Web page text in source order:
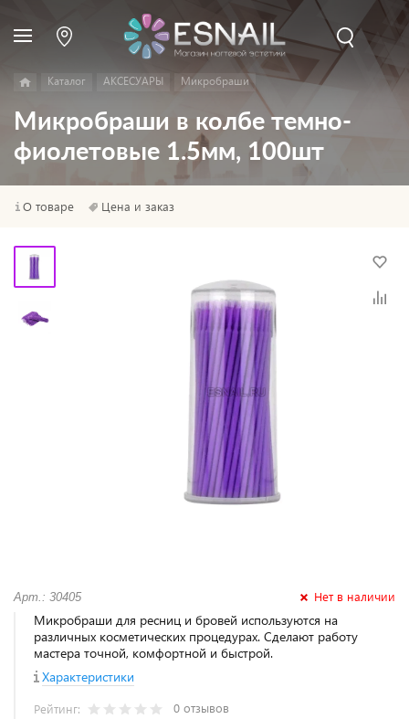
Каталог АКСЕСУАРЫ Микробраши
Микробраши в колбе темно-
фиолетовые 1.5мм, 100шт
О товаре Цена и заказ
Арт.: 30405 Нет в наличии
Микробраши для ресниц и бровей используются на
различных косметических процедурах. Сделают работу
мастера точной, комфортной и быстрой.
Характеристики
Рейтинг: 0 отзывов